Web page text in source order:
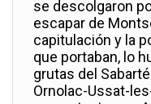
se descolgaron
escapar de
capitulación y la
que portaban, lo
grutas del
Ornolac-Ussat-